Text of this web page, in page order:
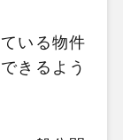
いる物件
きるよう